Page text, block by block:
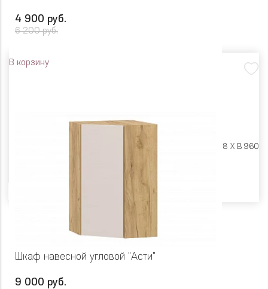
4 900 руб.
6 200 руб.
В корзину
Ш 300 X Г 318 X В 960
Шкаф навесной угловой "Асти"
9 000 руб.